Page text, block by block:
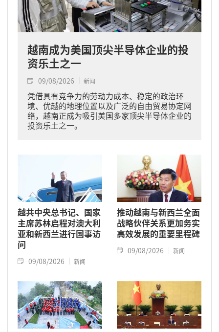
越南成为美国顶尖半导体企业的投
资乐土之一
09/08/2026 新闻
凭借具有竞争力的劳动力成本、稳定的政治环
境、优越的地理位置以及广泛的自由贸易协定网
络，越南正成为吸引美国多家顶尖半导体企业的
投资乐土之一。
越共中央总书记、国家
主席苏林启程对澳大利
亚和新西兰进行国事访
问
09/08/2026 新闻
推动越南与新西兰全面
战略伙伴关系更加务实
高效发展的重要里程碑
09/08/2026 新闻